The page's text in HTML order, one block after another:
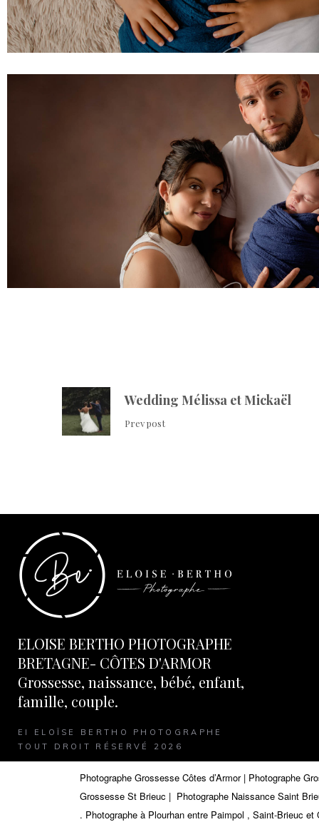
Wedding Mélissa et Mickaël
Prev post
ELOISE BERTHO PHOTOGRAPHE
BRETAGNE- CÔTES D'ARMOR
Grossesse, naissance, bébé, enfant,
famille, couple.
EI ELOÏSE BERTHO PHOTOGRAPHE
TOUT DROIT RÉSERVÉ 2026
Photographe Grossesse Côtes d’Armor | Photographe
Grossesse St Brieuc | Photographe Naissance Saint
. Photographe à Plourhan entre Paimpol , Saint-Brieuc